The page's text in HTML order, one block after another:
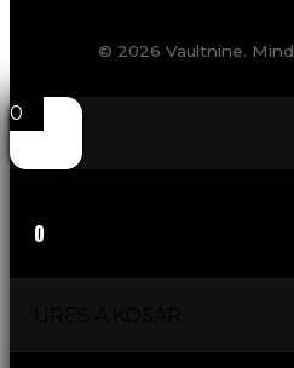
© 2026 Vaultnine.
0
0